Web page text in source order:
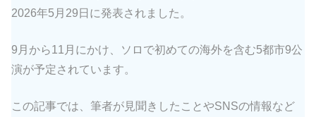
2026年5月29日に発表されました。
9月から11月にかけ、ソロで初めての海外を含む5都市9公
演が予定されています。
この記事では、筆者が見聞きしたことやSNSの情報など